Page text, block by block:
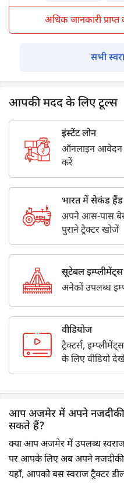
अधिक जानकारी प्राप्त
सभी
आपकी मदद के लिए टूल्स
इंस्टेंट लोन
ऑनलाइन आवेदन
करें
भारत में सेकंड हैंड
अपने आस-पास
पुराने ट्रैक्टर खोजें
सूटेबल इम्प्लीमेंट्स
अनेकों उपलब्ध
वीडियोज
ट्रैक्टर्स,
के लिए वीडियो
आप अजमेर में अपने नजदीकी
सकते हैं?
क्या आप अजमेर में उपलब्ध स्वराज
पर आपके लिए अब अपने नजदीकी
यहाँ, आपको बस स्वराज ट्रैक्टर